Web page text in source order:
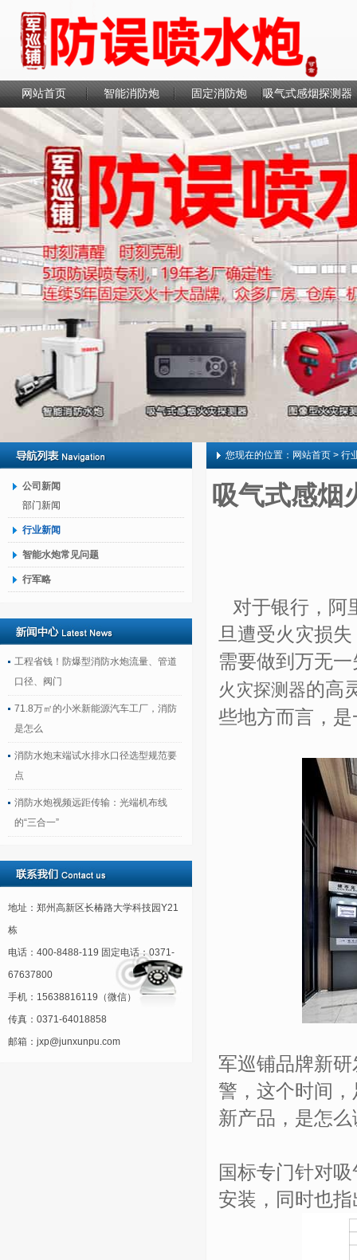
网站首页 智能消防炮 固定消防炮 吸气式感烟探测器
联系我们
公司新闻
部门新闻
行业新闻
智能水炮常见问题
行军略
工程省钱！防爆型消防水炮流量、管道
口径、阀门
71.8万㎡的小米新能源汽车工厂，消防
是怎么
消防水炮末端试水排水口径选型规范要
点
消防水炮视频远距传输：光端机布线
的“三合一”
地址：郑州高新区长椿路大学科技园Y21
栋
电话：400-8488-119 固定电话：0371-
67637800
手机：15638816119（微信）
传真：0371-64018858
邮箱：jxp@junxunpu.com
您现在的位置： 网站首页 > 行
吸气式感烟
对于银行，阿
旦遭受火灾损
需要做到万无
火灾探测器的高
些地方而言，
军巡铺品牌新
警，这个时间
新产品，是怎
国标专门针对
安装，同时也